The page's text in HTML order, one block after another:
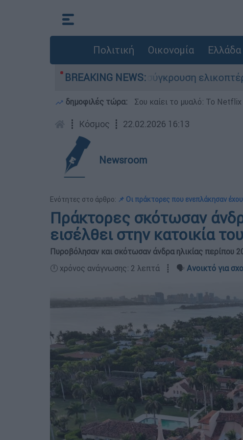
Πολιτική Οικονομία Ελλάδα
BREAKING NEWS:
τη ζωή του στη σύγκρουση ελικοπτέρων
δημοφιλές τώρα: Σου καίει το μυαλό: Το
┋ Κόσμος ┋ 22.02.2026 16:13
Newsroom
Ενότητες στο άρθρο: 📌 Οι πράκτορες που ενεπλάκησαν
Πράκτορες σκότωσαν
εισέλθει στην κατοικία
Πυροβόλησαν και σκότωσαν άνδρα ηλικίας περίπου
🕛 χρόνος ανάγνωσης: 2 λεπτά ┋ 🗣️ Ανοικτό για